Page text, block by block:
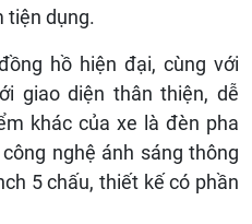
tiện dụng.
hồ hiện đại, cùng với
giao diện thân thiện, dễ
khác của xe là đèn pha
nghệ ánh sáng thông
5 chấu, thiết kế có phần